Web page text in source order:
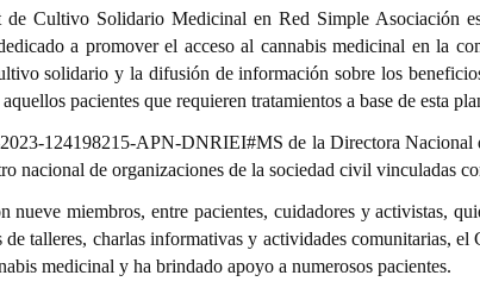
Cultivo Solidario Medicinal en Red Simple Asociación
a promover el acceso al cannabis medicinal en la
solidario y la difusión de información sobre los
pacientes que requieren tratamientos a base de esta
124198215-APN-DNRIEI#MS de la Directora Nacional
nacional de organizaciones de la sociedad civil vinculadas
nueve miembros, entre pacientes, cuidadores y activistas,
de talleres, charlas informativas y actividades comunitarias,
medicinal y ha brindado apoyo a numerosos pacientes.